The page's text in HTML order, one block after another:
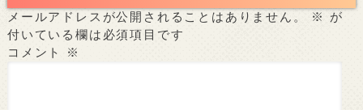
メールアドレスが公開されることはありません。 ※
が
付いている欄は必須項目です
コメント
※